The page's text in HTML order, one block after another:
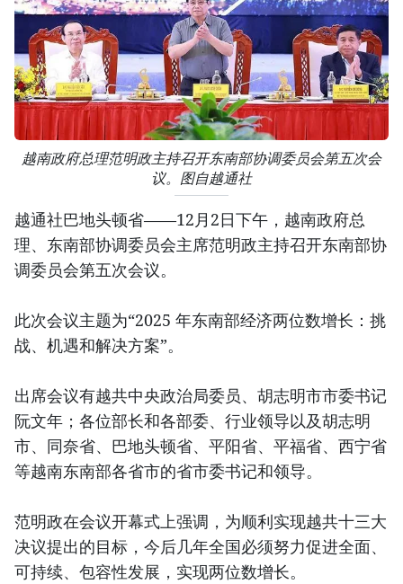
越南政府总理范明政主持召开东南部协调委员会第五次会
议。图自越通社
越通社巴地头顿省——12月2日下午，越南政府总
理、东南部协调委员会主席范明政主持召开东南部协
调委员会第五次会议。
此次会议主题为“2025 年东南部经济两位数增长：挑
战、机遇和解决方案”。
出席会议有越共中央政治局委员、胡志明市市委书记
阮文年；各位部长和各部委、行业领导以及胡志明
市、同奈省、巴地头顿省、平阳省、平福省、西宁省
等越南东南部各省市的省市委书记和领导。
范明政在会议开幕式上强调，为顺利实现越共十三大
决议提出的目标，今后几年全国必须努力促进全面、
可持续、包容性发展，实现两位数增长。